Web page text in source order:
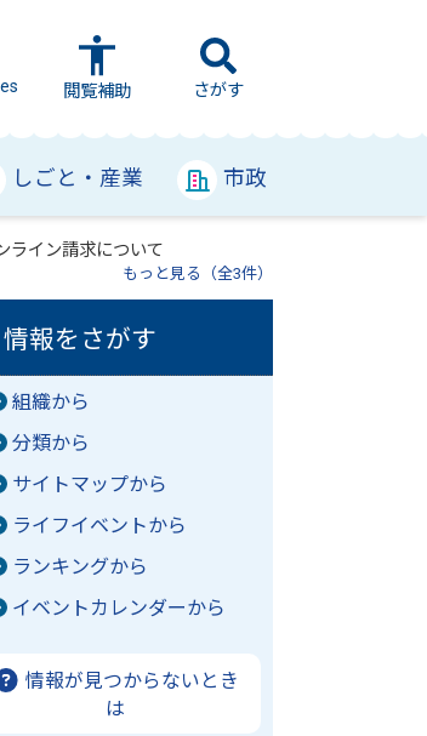
閲覧補助 さがす
しごと・産業 市政
ライン請求について
もっと見る（全3件）
情報をさがす
組織から
分類から
サイトマップから
ライフイベントから
ランキングから
イベントカレンダーから
情報が見つからないとき
は